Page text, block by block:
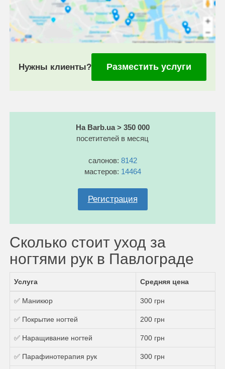
Нужны клиенты? Разместить услуги
На Barb.ua > 350 000
посетителей в месяц
салонов: 8142
мастеров: 14464
Регистрация
Сколько стоит уход за
ногтями рук в Павлограде
Услуга Средняя цена
✅ Маникюр 300 грн
✅ Покрытие ногтей 200 грн
✅ Наращивание ногтей 700 грн
✅ Парафинотерапия рук 300 грн